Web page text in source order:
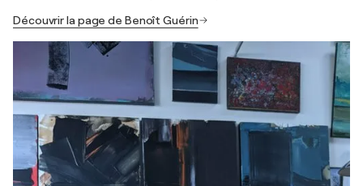
Découvrir la page de Benoît Guérin